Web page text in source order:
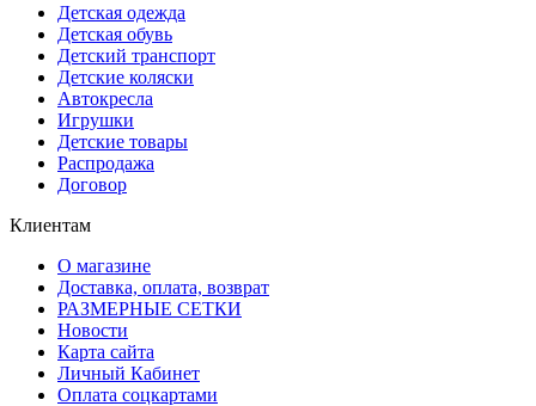
Детская одежда
Детская обувь
Детский транспорт
Детские коляски
Автокресла
Игрушки
Детские товары
Распродажа
Договор
Клиентам
О магазине
Доставка, оплата, возврат
РАЗМЕРНЫЕ СЕТКИ
Новости
Карта сайта
Личный Кабинет
Оплата соцкартами